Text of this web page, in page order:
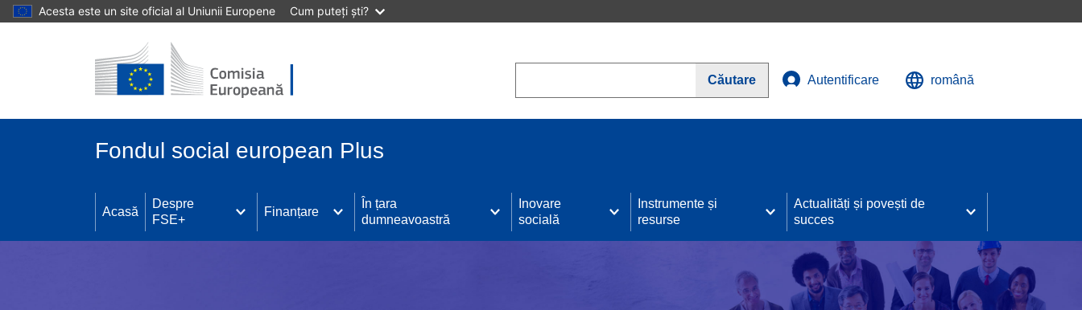
Mergi la conţinutul principal
Acesta este un site oficial al Uniunii Europene Cum puteți ști?
Căutare Autentificare română
Fondul social european Plus
Acasă
Despre
FSE+
Finanțare
În țara
dumneavoastră
Inovare
socială
Instrumente și
resurse
Actualități și povești de
succes